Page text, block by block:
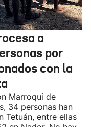
a
por
con la
Marroquí de
34 personas han
Tetuán, entre ellas